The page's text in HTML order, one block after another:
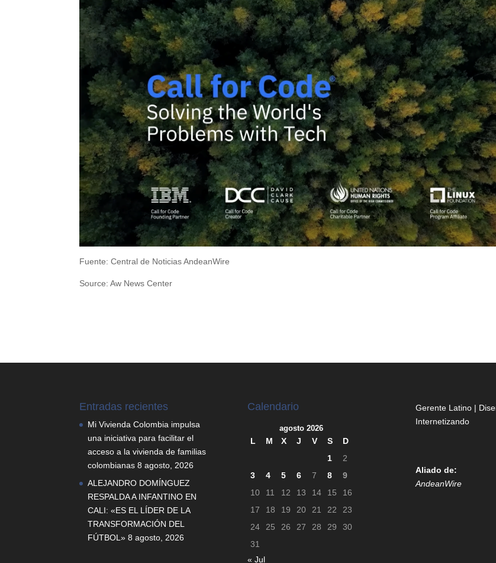
Fuente: Central de Noticias AndeanWire
Source: Aw News Center
Entradas recientes
Mi Vivienda Colombia impulsa
una iniciativa para facilitar el
acceso a la vivienda de familias
colombianas 8 agosto, 2026
ALEJANDRO DOMÍNGUEZ
RESPALDA A INFANTINO EN
CALI: «ES EL LÍDER DE LA
TRANSFORMACIÓN DEL
FÚTBOL» 8 agosto, 2026
Calendario
agosto 2026
L M X J V S
D
1
2
3
4 5 6 7 8
9
10
11 12 13 14 15
16
17
18 19 20 21 22
23
24
25 26 27 28 29
30
31
« Jul
Gerente Latino |
Internetizando
Aliado de:
AndeanWire